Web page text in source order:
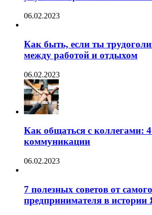
06.02.2023
Как быть, если ты
между работой и отдыхом
06.02.2023
Как общаться с коллегами:
коммуникации
06.02.2023
7 полезных советов от
предпринимателя в истории